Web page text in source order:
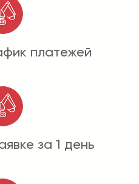
платежей
за 1 день